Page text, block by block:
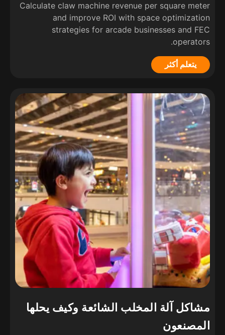
Calculate claw machine revenue per square meter
and improve ROI with space optimization
strategies for arcade businesses and FEC
operators
.
يتعلم أكثر
مشاكل آلة المخلب الشائعة وكيف يحلها
المصنعون